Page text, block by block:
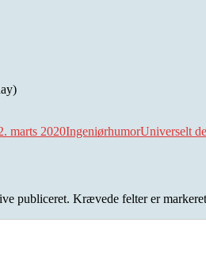
marts 2020IngeniørhumorUniverselt
publiceret. Krævede felter er